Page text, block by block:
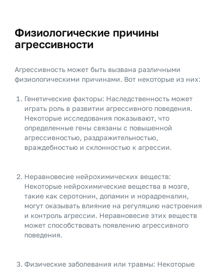
Физиологические причины
агрессивности
Агрессивность может быть вызвана различными
физиологическими причинами. Вот некоторые из них:
Генетические факторы: Наследственность может
играть роль в развитии агрессивного поведения.
Некоторые исследования показывают, что
определенные гены связаны с повышенной
агрессивностью, раздражительностью,
враждебностью и склонностью к агрессии.
Неравновесие нейрохимических веществ:
Некоторые нейрохимические вещества в мозге,
такие как серотонин, допамин и норадреналин,
могут оказывать влияние на регуляцию настроения
и контроль агрессии. Неравновесие этих веществ
может способствовать появлению агрессивного
поведения.
Физические заболевания или травмы: Некоторые